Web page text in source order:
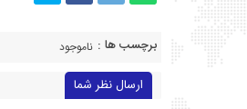
برچسب ها : ناموجود
ارسال نظر شما